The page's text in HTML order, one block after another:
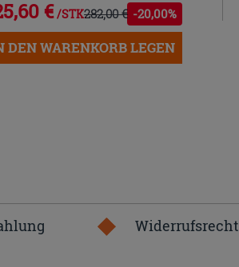
€ /STK.282,00 € -20,00%
DEN WARENKORB LEGEN
Widerrufsrecht